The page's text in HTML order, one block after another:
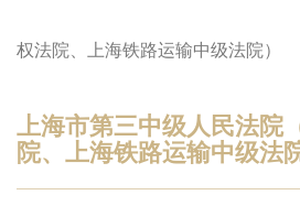
权法院、上海铁路运输中级法院）
上海市第三中级人民法院
院、上海铁路运输中级法